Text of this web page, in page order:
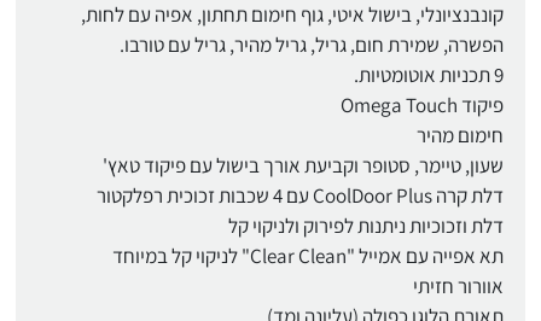
קונבנציונלי, בישול איטי, גוף חימום תחתון, אפיה עם לחות,
הפשרה, שמירת חום, גריל, גריל מהיר, גריל עם טורבו.
9 תכניות אוטומטיות.
פיקוד Omega Touch
חימום מהיר
שעון, טיימר, סטופר וקביעת אורך בישול עם פיקוד טאץ'
דלת קרה CoolDoor Plus עם 4 שכבות זכוכית רפלקטור
דלת וזכוכיות ניתנות לפירוק ולניקוי קל
תא אפייה עם אמייל "Clear Clean" לניקוי קל במיוחד
אוורור חזיתי